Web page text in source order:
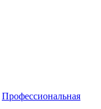
Профессиональная